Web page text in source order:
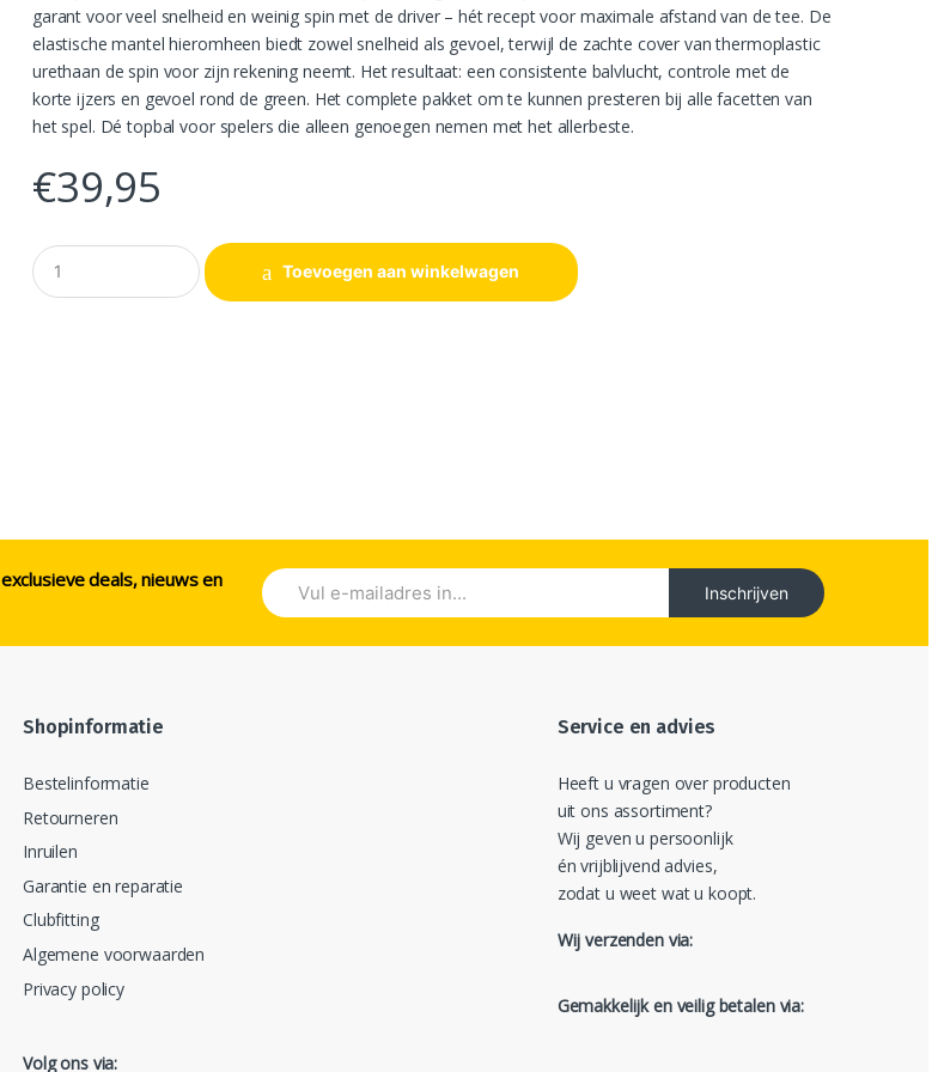
garant voor veel snelheid en weinig spin met de driver – hét recept voor maximale afstand van de tee. De
elastische mantel hieromheen biedt zowel snelheid als gevoel, terwijl de zachte cover van thermoplastic
urethaan de spin voor zijn rekening neemt. Het resultaat: een consistente balvlucht, controle met de
korte ijzers en gevoel rond de green. Het complete pakket om te kunnen presteren bij alle facetten van
het spel. Dé topbal voor spelers die alleen genoegen nemen met het allerbeste.
€39,95
A
a
n
Toevoegen aan winkelwagen
exclusieve deals, nieuws en
Inschrijven
Shopinformatie
Bestelinformatie
Retourneren
Inruilen
Garantie en reparatie
Clubfitting
Algemene voorwaarden
Privacy policy
Volg ons via:
Service en advies
Heeft u vragen over producten
uit ons assortiment?
Wij geven u persoonlijk
én vrijblijvend advies,
zodat u weet wat u koopt.
Wij verzenden via:
Gemakkelijk en veilig betalen via: